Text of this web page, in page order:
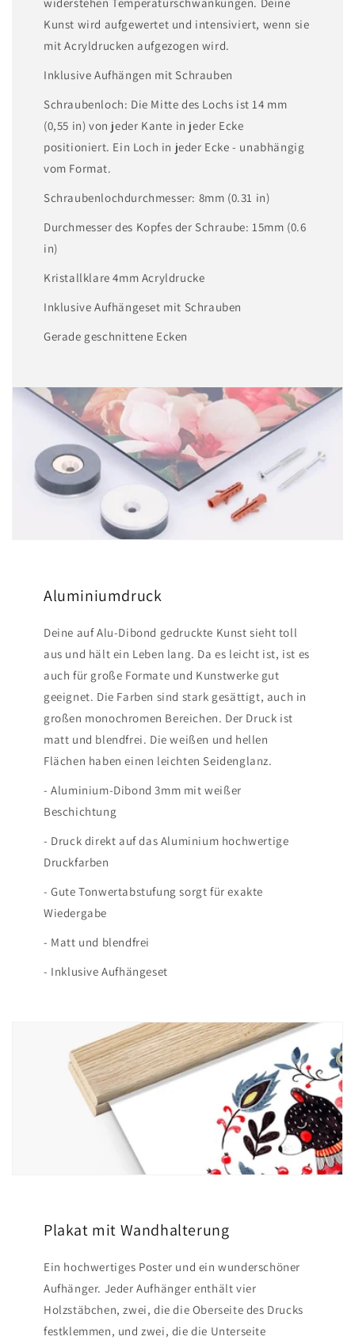
Kunst wird aufgewertet und intensiviert, wenn sie
mit Acryldrucken aufgezogen wird.
Inklusive Aufhängen mit Schrauben
Schraubenloch: Die Mitte des Lochs ist 14 mm
(0,55 in) von jeder Kante in jeder Ecke
positioniert. Ein Loch in jeder Ecke - unabhängig
vom Format.
Schraubenlochdurchmesser: 8mm (0.31 in)
Durchmesser des Kopfes der Schraube: 15mm (0.6
in)
Kristallklare 4mm Acryldrucke
Inklusive Aufhängeset mit Schrauben
Gerade geschnittene Ecken
Aluminiumdruck
Deine auf Alu-Dibond gedruckte Kunst sieht toll
aus und hält ein Leben lang. Da es leicht ist, ist es
auch für große Formate und Kunstwerke gut
geeignet. Die Farben sind stark gesättigt, auch in
großen monochromen Bereichen. Der Druck ist
matt und blendfrei. Die weißen und hellen
Flächen haben einen leichten Seidenglanz.
- Aluminium-Dibond 3mm mit weißer
Beschichtung
- Druck direkt auf das Aluminium hochwertige
Druckfarben
- Gute Tonwertabstufung sorgt für exakte
Wiedergabe
- Matt und blendfrei
- Inklusive Aufhängeset
Plakat mit Wandhalterung
Ein hochwertiges Poster und ein wunderschöner
Aufhänger. Jeder Aufhänger enthält vier
Holzstäbchen, zwei, die die Oberseite des Drucks
festklemmen, und zwei, die die Unterseite